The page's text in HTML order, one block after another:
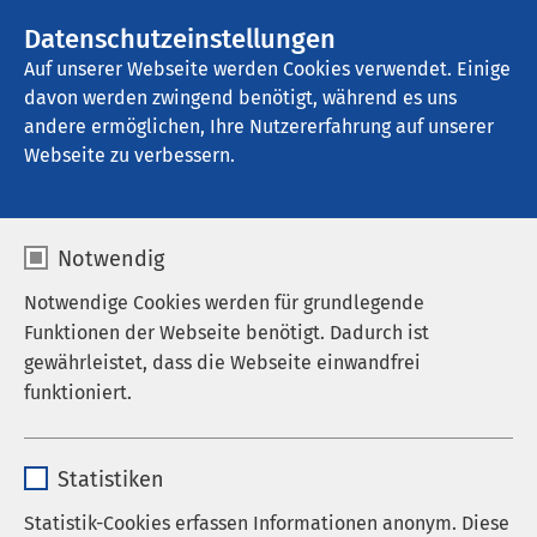
Datenschutzeinstellungen
Auf unserer Webseite werden Cookies verwendet. Einige
davon werden zwingend benötigt, während es uns
andere ermöglichen, Ihre Nutzererfahrung auf unserer
Webseite zu verbessern.
Notwendig
Notwendige Cookies werden für grundlegende
Funktionen der Webseite benötigt. Dadurch ist
gewährleistet, dass die Webseite einwandfrei
funktioniert.
Anbieter sgalinski
Statistiken
Statistik-Cookies erfassen Informationen anonym. Diese
AMEOS Poliklinika Bremerhaven
Pneumologie
Praxis geschlossen
geschlossen.